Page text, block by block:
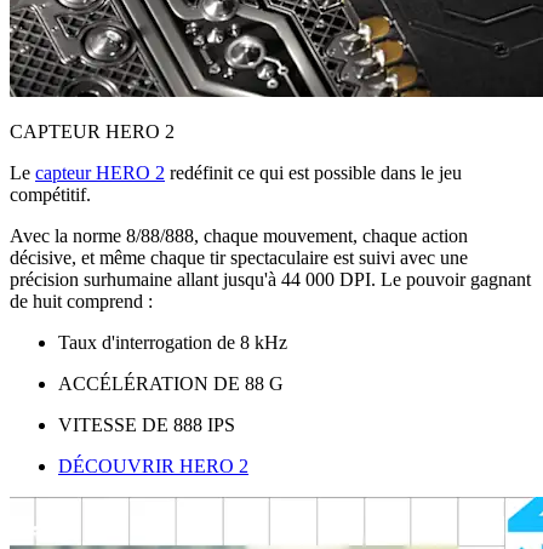
CAPTEUR HERO 2
Le capteur HERO 2 redéfinit ce qui est possible dans le jeu
compétitif.
Avec la norme 8/88/888, chaque mouvement, chaque action
décisive, et même chaque tir spectaculaire est suivi avec une
précision surhumaine allant jusqu'à 44 000 DPI. Le pouvoir gagnant
de huit comprend :
Taux d'interrogation de 8 kHz
ACCÉLÉRATION DE 88 G
VITESSE DE 888 IPS
DÉCOUVRIR HERO 2